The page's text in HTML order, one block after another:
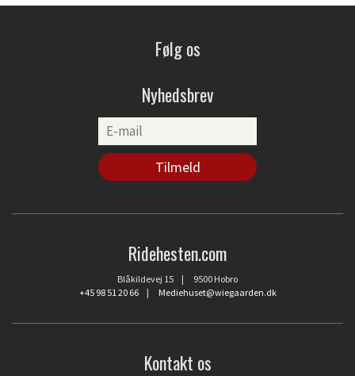
Følg os
Nyhedsbrev
Ridehesten.com
Blåkildevej 15 | 9500 Hobro
+45 98 51 20 66| Mediehuset@wiegaarden.dk
Kontakt os